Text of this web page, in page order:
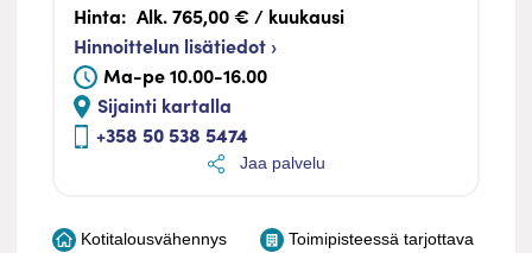
Hinta: Alk. 765,00 € / kuukausi
Hinnoittelun lisätiedot ›
Ma-pe 10.00-16.00
Sijainti kartalla
+358 50 538 5474
Jaa palvelu
Kotitalousvähennys
Toimipisteessä tarjottava